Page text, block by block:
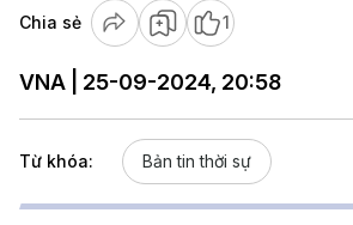
Chia sẻ 1
VNA | 25-09-2024, 20:58
Từ khóa: Bản tin thời sự